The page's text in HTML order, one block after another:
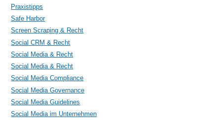
Praxistipps
Safe Harbor
Screen Scraping & Recht
Social CRM & Recht
Social Media & Recht
Social Media & Recht
Social Media Compliance
Social Media Governance
Social Media Guidelines
Social Media im Unternehmen